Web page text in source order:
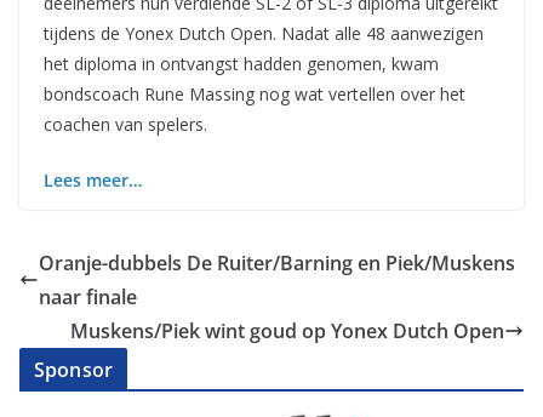
tijdens de Yonex Dutch Open. Nadat alle 48 aanwezigen
het diploma in ontvangst hadden genomen, kwam
bondscoach Rune Massing nog wat vertellen over het
coachen van spelers.
Lees meer…
Oranje-dubbels De Ruiter/Barning en Piek/Muskens
naar finale
Muskens/Piek wint goud op Yonex Dutch Open
Sponsor